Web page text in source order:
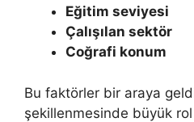
Eğitim seviyesi
Çalışılan sektör
Coğrafi konum
Bu faktörler bir araya
şekillenmesinde büyük